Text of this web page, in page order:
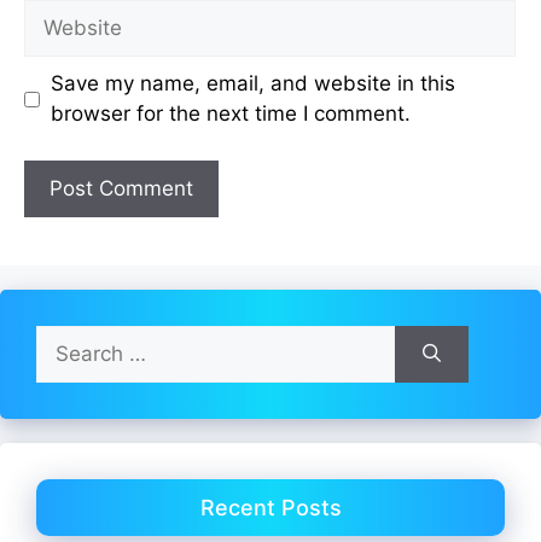
Website
Save my name, email, and website in this
browser for the next time I comment.
for:
Recent Posts